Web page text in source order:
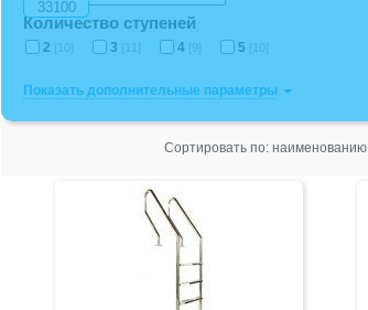
Количество ступеней
2 [10] 3 4 [9] 5 [10]
Показать дополнительные параметры
Сортировать по: наименованию